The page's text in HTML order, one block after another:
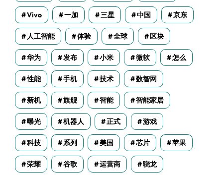
Vivo 一加 三星 中国 京东
人工智能 体验 全球 区块
华为 发布 小米 微软 怎么
性能 手机 技术 数智网
新机 旗舰 智能 智能家居
曝光 机器人 正式 游戏
科技 系列 美国 芯片 苹果
荣耀 谷歌 运营商 骁龙